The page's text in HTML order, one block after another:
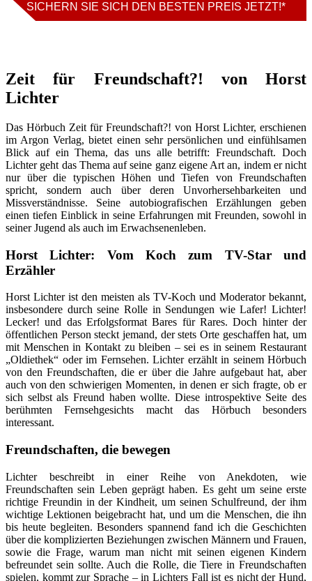
SICHERN SIE SICH DEN BESTEN PREIS JETZT!*
Zeit für Freundschaft?! von Horst
Lichter
Das Hörbuch Zeit für Freundschaft?! von Horst Lichter, erschienen
im Argon Verlag, bietet einen sehr persönlichen und einfühlsamen
Blick auf ein Thema, das uns alle betrifft: Freundschaft. Doch
Lichter geht das Thema auf seine ganz eigene Art an, indem er nicht
nur über die typischen Höhen und Tiefen von Freundschaften
spricht, sondern auch über deren Unvorhersehbarkeiten und
Missverständnisse. Seine autobiografischen Erzählungen geben
einen tiefen Einblick in seine Erfahrungen mit Freunden, sowohl in
seiner Jugend als auch im Erwachsenenleben.
Horst Lichter: Vom Koch zum TV-Star und
Erzähler
Horst Lichter ist den meisten als TV-Koch und Moderator bekannt,
insbesondere durch seine Rolle in Sendungen wie Lafer! Lichter!
Lecker! und das Erfolgsformat Bares für Rares. Doch hinter der
öffentlichen Person steckt jemand, der stets Orte geschaffen hat, um
mit Menschen in Kontakt zu bleiben – sei es in seinem Restaurant
„Oldiethek“ oder im Fernsehen. Lichter erzählt in seinem Hörbuch
von den Freundschaften, die er über die Jahre aufgebaut hat, aber
auch von den schwierigen Momenten, in denen er sich fragte, ob er
sich selbst als Freund haben wollte. Diese introspektive Seite des
berühmten Fernsehgesichts macht das Hörbuch besonders
interessant.
Freundschaften, die bewegen
Lichter beschreibt in einer Reihe von Anekdoten, wie
Freundschaften sein Leben geprägt haben. Es geht um seine erste
richtige Freundin in der Kindheit, um seinen Schulfreund, der ihm
wichtige Lektionen beigebracht hat, und um die Menschen, die ihn
bis heute begleiten. Besonders spannend fand ich die Geschichten
über die komplizierten Beziehungen zwischen Männern und Frauen,
sowie die Frage, warum man nicht mit seinen eigenen Kindern
befreundet sein sollte. Auch die Rolle, die Tiere in Freundschaften
spielen, kommt zur Sprache – in Lichters Fall ist es nicht der Hund,